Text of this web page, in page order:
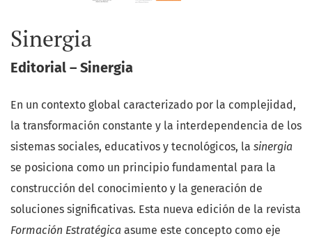
Sinergia
Editorial – Sinergia
En un contexto global caracterizado por la complejidad,
la transformación constante y la interdependencia de los
sistemas sociales, educativos y tecnológicos, la sinergia
se posiciona como un principio fundamental para la
construcción del conocimiento y la generación de
soluciones significativas. Esta nueva edición de la revista
Formación Estratégica asume este concepto como eje